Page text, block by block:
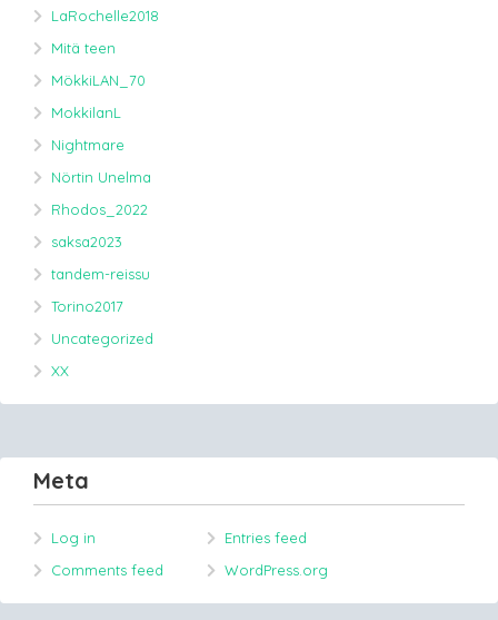
LaRochelle2018
Mitä teen
MökkiLAN_70
MokkilanL
Nightmare
Nörtin Unelma
Rhodos_2022
saksa2023
tandem-reissu
Torino2017
Uncategorized
XX
Meta
Log in
Entries feed
Comments feed
WordPress.org